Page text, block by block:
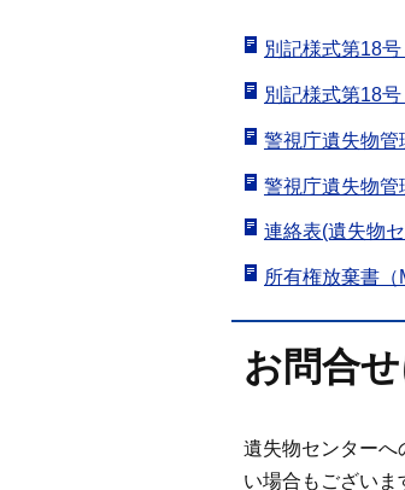
別記様式第18
別記様式第18
警視庁遺失物管
警視庁遺失物管
連絡表(遺失物
所有権放棄書（
お問合
遺失物センターへ
い場合もございま